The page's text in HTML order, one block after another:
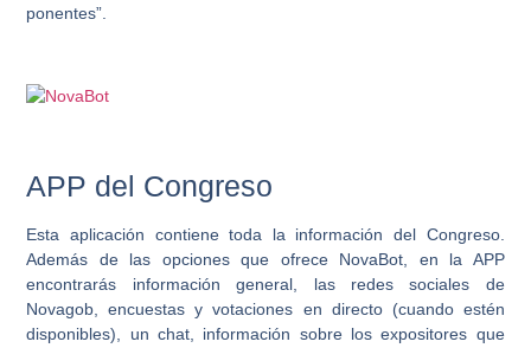
ponentes”.
APP del Congreso
Esta aplicación contiene toda la información del Congreso.
Además de las opciones que ofrece NovaBot, en la APP
encontrarás información general, las redes sociales de
Novagob, encuestas y votaciones en directo (cuando estén
disponibles), un chat, información sobre los expositores que